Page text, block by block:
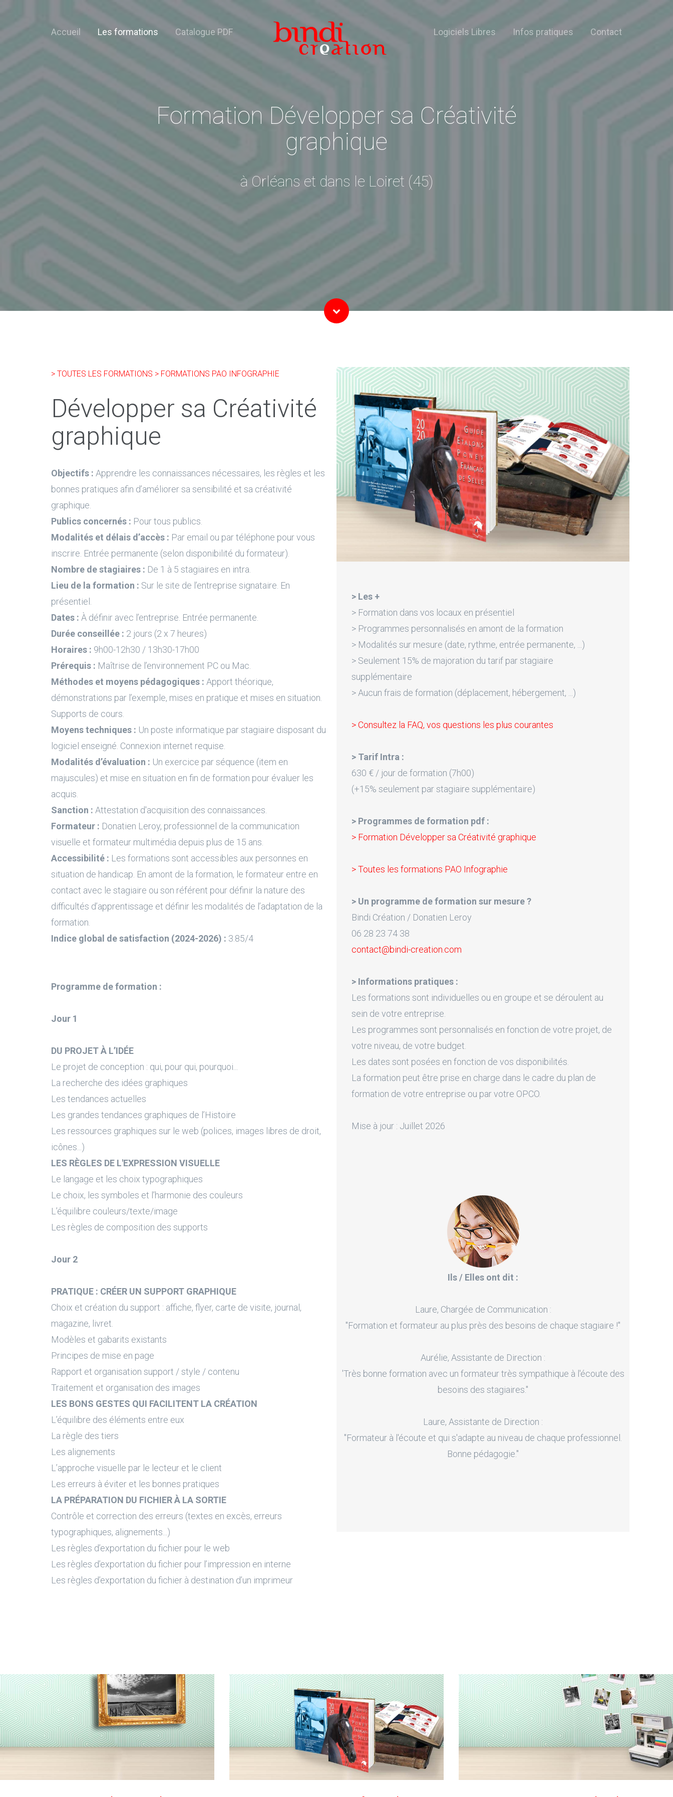
Accueil Les formations Catalogue PDF Logiciels Libres Infos pratiques Contact
Formation Développer sa Créativité
graphique
à Orléans et dans le Loiret (45)
> TOUTES LES FORMATIONS > FORMATIONS PAO INFOGRAPHIE
Développer sa Créativité
graphique
Objectifs : Apprendre les connaissances nécessaires, les règles et les
bonnes pratiques afin d’améliorer sa sensibilité et sa créativité
graphique.
Publics concernés : Pour tous publics.
Modalités et délais d’accès : Par email ou par téléphone pour vous
inscrire. Entrée permanente (selon disponibilité du formateur).
Nombre de stagiaires : De 1 à 5 stagiaires en intra.
Lieu de la formation : Sur le site de l’entreprise signataire. En
présentiel.
Dates : À définir avec l’entreprise. Entrée permanente.
Durée conseillée : 2 jours (2 x 7 heures)
Horaires : 9h00-12h30 / 13h30-17h00
Prérequis : Maîtrise de l’environnement PC ou Mac.
Méthodes et moyens pédagogiques : Apport théorique,
démonstrations par l’exemple, mises en pratique et mises en situation.
Supports de cours.
Moyens techniques : Un poste informatique par stagiaire disposant du
logiciel enseigné. Connexion internet requise.
Modalités d’évaluation : Un exercice par séquence (item en
majuscules) et mise en situation en fin de formation pour évaluer les
acquis.
Sanction : Attestation d'acquisition des connaissances.
Formateur : Donatien Leroy, professionnel de la communication
visuelle et formateur multimédia depuis plus de 15 ans.
Accessibilité : Les formations sont accessibles aux personnes en
situation de handicap. En amont de la formation, le formateur entre en
contact avec le stagiaire ou son référent pour définir la nature des
difficultés d’apprentissage et définir les modalités de l’adaptation de la
formation.
Indice global de satisfaction (2024-2026) : 3.85/4
Programme de formation :
Jour 1
DU PROJET À L’IDÉE
Le projet de conception : qui, pour qui, pourquoi...
La recherche des idées graphiques
Les tendances actuelles
Les grandes tendances graphiques de l’Histoire
Les ressources graphiques sur le web (polices, images libres de droit,
icônes...)
LES RÈGLES DE L'EXPRESSION VISUELLE
Le langage et les choix typographiques
Le choix, les symboles et l’harmonie des couleurs
L’équilibre couleurs/texte/image
Les règles de composition des supports
Jour 2
PRATIQUE : CRÉER UN SUPPORT GRAPHIQUE
Choix et création du support : affiche, flyer, carte de visite, journal,
magazine, livret.
Modèles et gabarits existants
Principes de mise en page
Rapport et organisation support / style / contenu
Traitement et organisation des images
LES BONS GESTES QUI FACILITENT LA CRÉATION
L’équilibre des éléments entre eux
La règle des tiers
Les alignements
L’approche visuelle par le lecteur et le client
Les erreurs à éviter et les bonnes pratiques
LA PRÉPARATION DU FICHIER À LA SORTIE
Contrôle et correction des erreurs (textes en excès, erreurs
typographiques, alignements...)
Les règles d’exportation du fichier pour le web
Les règles d’exportation du fichier pour l’impression en interne
Les règles d’exportation du fichier à destination d’un imprimeur
> Les +
> Formation dans vos locaux en présentiel
> Programmes personnalisés en amont de la formation
> Modalités sur mesure (date, rythme, entrée permanente, ...)
> Seulement 15% de majoration du tarif par stagiaire
supplémentaire
> Aucun frais de formation (déplacement, hébergement, ...)
> Consultez la FAQ, vos questions les plus courantes
> Tarif Intra :
630 € / jour de formation (7h00)
(+15% seulement par stagiaire supplémentaire)
> Programmes de formation pdf :
> Formation Développer sa Créativité graphique
> Toutes les formations PAO Infographie
> Un programme de formation sur mesure ?
Bindi Création / Donatien Leroy
06 28 23 74 38
contact@bindi-creation.com
> Informations pratiques :
Les formations sont individuelles ou en groupe et se déroulent au
sein de votre entreprise.
Les programmes sont personnalisés en fonction de votre projet, de
votre niveau, de votre budget.
Les dates sont posées en fonction de vos disponibilités.
La formation peut être prise en charge dans le cadre du plan de
formation de votre entreprise ou par votre OPCO.
Mise à jour : Juillet 2026
Ils / Elles ont dit :
Laure, Chargée de Communication :
"Formation et formateur au plus près des besoins de chaque stagiaire !"
Aurélie, Assistante de Direction :
'Très bonne formation avec un formateur très sympathique à l'écoute des
besoins des stagiaires."
Laure, Assistante de Direction :
"Formateur à l'écoute et qui s'adapte au niveau de chaque professionnel.
Bonne pédagogie."